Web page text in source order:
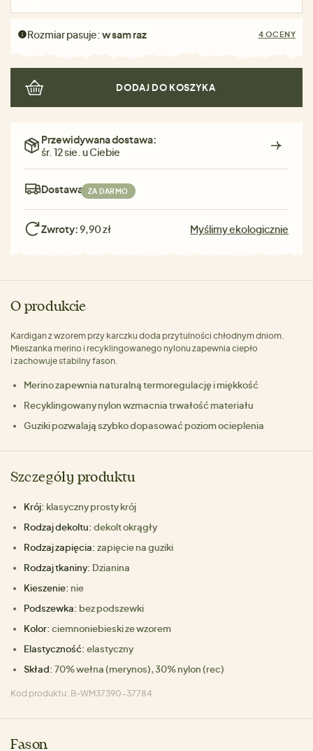
Rozmiar pasuje:w sam raz 4 OCENY
DODAJ DO KOSZYKA
Przewidywana dostawa:
śr. 12 sie. u Ciebie
Dostawa: ZA DARMO
Zwroty:9,90 zł Myślimy ekologicznie
O produkcie
Kardigan z wzorem przy karczku doda przytulności chłodnym dniom.
Mieszanka merino i recyklingowanego nylonu zapewnia ciepło
i zachowuje stabilny fason.
Merino zapewnia naturalną termoregulację i miękkość
Recyklingowany nylon wzmacnia trwałość materiału
Guziki pozwalają szybko dopasować poziom ocieplenia
Szczegóły produktu
Krój: klasyczny prosty krój
Rodzaj dekoltu: dekolt okrągły
Rodzaj zapięcia: zapięcie na guziki
Rodzaj tkaniny: Dzianina
Kieszenie: nie
Podszewka: bez podszewki
Kolor: ciemnoniebieski ze wzorem
Elastyczność: elastyczny
Skład: 70% wełna (merynos), 30% nylon (rec)
Kod produktu: B-WM37390-37784
Fason